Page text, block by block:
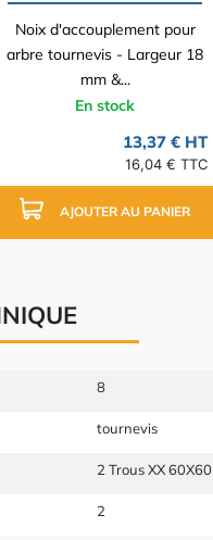
Noix d'accouplement pour
arbre tournevis - Largeur 18
mm &...
En stock
13,37 € HT
16,04 € TTC
AJOUTER AU PANIER
8
tournevis
2 Trous XX
2